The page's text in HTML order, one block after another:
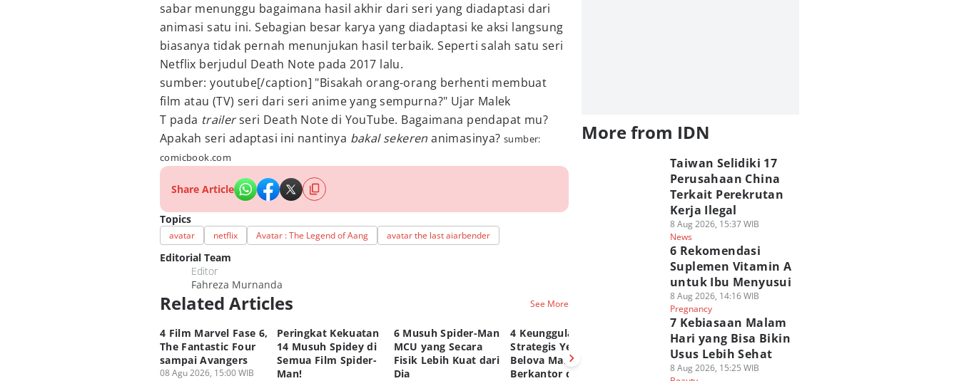
sabar menunggu bagaimana hasil akhir dari seri yang diadaptasi dari
animasi satu ini. Sebagian besar karya yang diadaptasi ke aksi langsung
biasanya tidak pernah menunjukan hasil terbaik. Seperti salah satu seri
Netflix berjudul Death Note pada 2017 lalu.
sumber: youtube[/caption] "Bisakah orang-orang berhenti membuat
film atau (TV) seri dari seri anime yang sempurna?" Ujar Malek
T pada trailerseri Death Note di YouTube. Bagaimana pendapat mu?
Apakah seri adaptasi ini nantinya bakal sekerenanimasinya?sumber:
comicbook.com
Share Article
Topics
avatar netflix Avatar : The Legend of Aang avatar the last aiarbender
Editorial Team
Editor
Fahreza Murnanda
Related Articles See More
4 Film Marvel Fase 6,
The Fantastic Four
sampai Avangers
08 Agu 2026, 15:00 WIB
Peringkat Kekuatan
14 Musuh Spidey di
Semua Film Spider-
Man!
6 Musuh Spider-Man
MCU yang Secara
Fisik Lebih Kuat dari
Dia
4 Keunggulan
Strategis Yelena
Belova Marvel
Berkantor di
3 Hero Film Marvel
yang Ternyata
Terlalu Kuat untuk
Dilawan Punisher!
Ulasan Film Dear
You, Kisah Surat
Cinta yang Melintasi
Generasi
More from IDN
Taiwan Selidiki 17
Perusahaan China
Terkait Perekrutan
Kerja Ilegal
8 Aug 2026, 15:37 WIB
News
6 Rekomendasi
Suplemen Vitamin A
untuk Ibu Menyusui
8 Aug 2026, 14:16 WIB
Pregnancy
7 Kebiasaan Malam
Hari yang Bisa Bikin
Usus Lebih Sehat
8 Aug 2026, 15:25 WIB